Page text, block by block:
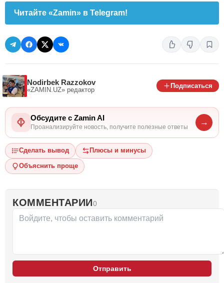
Читайте «Zamin» в Telegram!
Nodirbek Razzokov
«ZAMIN.UZ» редактор
Подписаться
Обсудите с Zamin AI
Проанализируйте новость, получите полезные ответы
→
Сделать вывод Плюсы и минусы
Объяснить проще
КОММЕНТАРИИ0
Отправить